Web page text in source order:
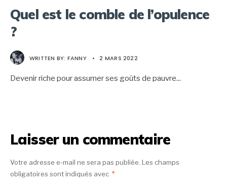
Quel est le comble de l’opulence
?
WRITTEN BY: FANNY • 2 MARS 2022
Devenir riche pour assumer ses goûts de pauvre...
Laisser un commentaire
Votre adresse e-mail ne sera pas publiée. Les champs
obligatoires sont indiqués avec *